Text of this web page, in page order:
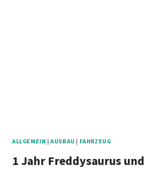
ALLGEMEIN |AUSBAU | FAHRZEUG
1 Jahr Freddysaurus und